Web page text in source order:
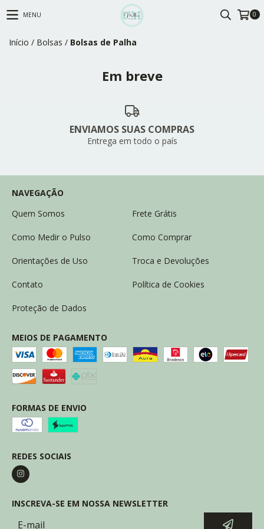
MENU 0
Início / Bolsas / Bolsas de Palha
Em breve
ENVIAMOS SUAS COMPRAS
Entrega em todo o país
NAVEGAÇÃO
Quem Somos
Frete Grátis
Como Medir o Pulso Como Comprar
Orientações de Uso Troca e Devoluções
Contato Política de Cookies
Proteção de Dados
MEIOS DE PAGAMENTO
FORMAS DE ENVIO
REDES SOCIAIS
INSCREVA-SE EM NOSSA NEWSLETTER